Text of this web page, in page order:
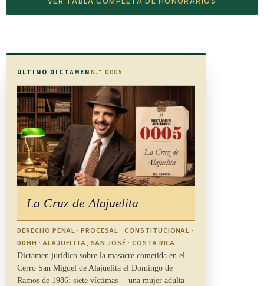
ÚLTIMO DICTAMEN N.° 0005
La Cruz de Alajuelita
DERECHO PENAL · PROCESAL · CONSTITUCIONAL ·
DDHH · ALAJUELITA, SAN JOSÉ · COSTA RICA
Dictamen jurídico sobre la masacre cometida en el
Cerro San Miguel de Alajuelita el Domingo de
Ramos de 1986: siete víctimas —una mujer adulta